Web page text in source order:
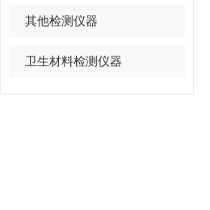
其他检测仪器
卫生材料检测仪器